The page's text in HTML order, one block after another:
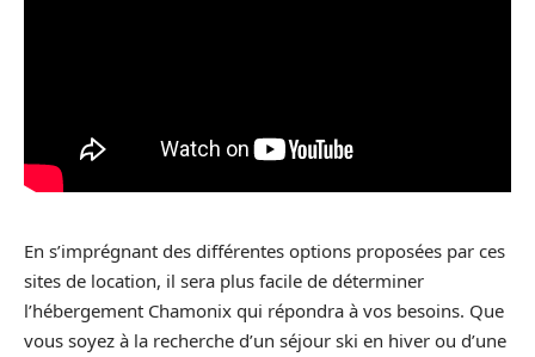
En s’imprégnant des différentes options proposées par ces
sites de location, il sera plus facile de déterminer
l’hébergement Chamonix qui répondra à vos besoins. Que
vous soyez à la recherche d’un séjour ski en hiver ou d’une